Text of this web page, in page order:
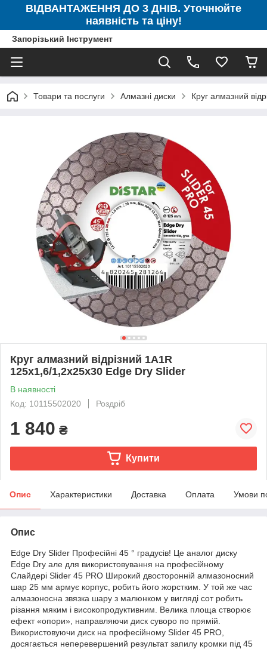
ВІДВАНТАЖЕННЯ ДО 3 ДНІВ. Уточнюйте
наявність та ціну!
Запорізький Інструмент
Товари та послуги Алмазні диски Круг алмазний
Круг алмазний вiдрiзний 1A1R
125x1,6/1,2x25x30 Edge Dry Slider
В наявності
Код: 10115502020
Роздріб
1 840 ₴
Купити
Опис Характеристики Доставка Оплата Умови
Опис
Edge Dry Slider Професійні 45 ° градусів! Це аналог диску
Edge Dry але для використовування на професійному
Слайдері Slider 45 PRO Широкий двосторонній алмазоносний
шар 25 мм армує корпус, робить його жорстким. У той же час
алмазоносна звязка шару з малюнком у вигляді сот робить
різання мяким і високопродуктивним. Велика площа створює
ефект «опори», направляючи диск суворо по прямій.
Використовуючи диск на професійному Slider 45 PRO,
досягається неперевершений результат запилу кромки під 45